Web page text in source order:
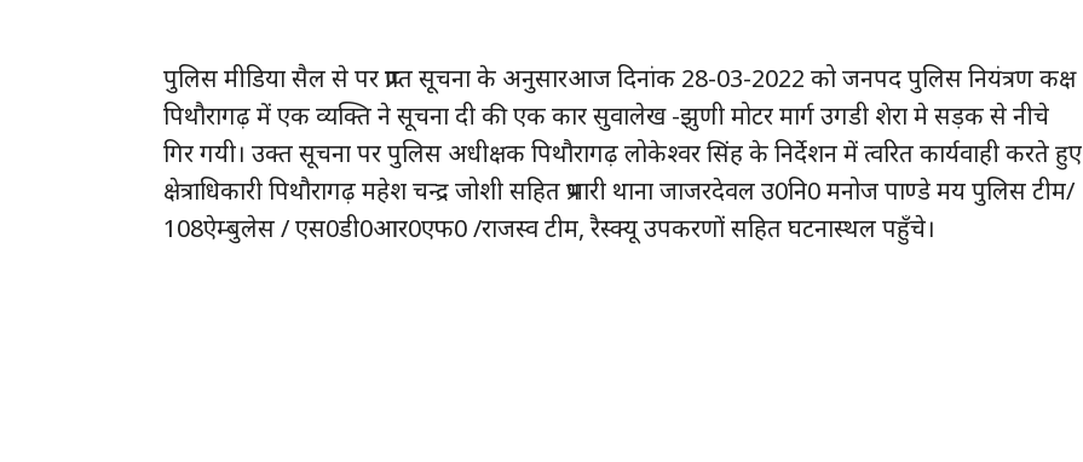
पुलिस मीडिया सैल से पर प्राप्त सूचना के अनुसारआज दिनांक 28-03-2022 को जनपद पुलिस नियंत्रण कक्ष
पिथौरागढ़ में एक व्यक्ति ने सूचना दी की एक कार सुवालेख -झुणी मोटर मार्ग उगडी शेरा मे सड़क से नीचे
गिर गयी। उक्त सूचना पर पुलिस अधीक्षक पिथौरागढ़ लोकेश्वर सिंह के निर्देशन में त्वरित कार्यवाही करते हुए
क्षेत्राधिकारी पिथौरागढ़ महेश चन्द्र जोशी सहित प्रभारी थाना जाजरदेवल उ0नि0 मनोज पाण्डे मय पुलिस टीम/
108ऐम्बुलेस / एस0डी0आर0एफ0 /राजस्व टीम, रैस्क्यू उपकरणों सहित घटनास्थल पहुँचे।